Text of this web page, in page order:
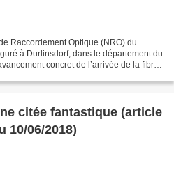
Raccordement Optique (NRO) du
à Durlinsdorf, dans le département du
concret de l’arrivée de la fibre
citée fantastique (article
10/06/2018)